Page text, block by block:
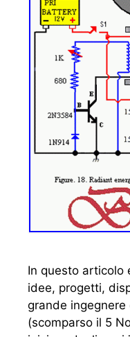
In questo articolo
idee, progetti,
grande
(scomparso il 5